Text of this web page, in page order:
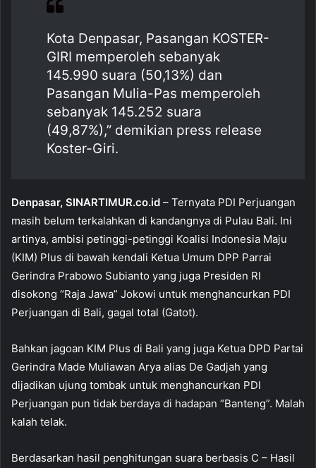
o
o
k
p
Kota Denpasar, Pasangan KOSTER-
GIRI memperoleh sebanyak
145.990 suara (50,13%) dan
Pasangan Mulia-Pas memperoleh
sebanyak 145.252 suara
(49,87%),” demikian press release
Koster-Giri.
Denpasar, SINARTIMUR.co.id – Ternyata PDI Perjuangan
masih belum terkalahkan di kandangnya di Pulau Bali. Ini
artinya, ambisi petinggi-petinggi Koalisi Indonesia Maju
(KIM) Plus di bawah kendali Ketua Umum DPP Parrai
Gerindra Prabowo Subianto yang juga Presiden RI
disokong “Raja Jawa” Jokowi untuk menghancurkan PDI
Perjuangan di Bali, gagal total (Gatot).
Bahkan jagoan KIM Plus di Bali yang juga Ketua DPD Partai
Gerindra Made Muliawan Arya alias De Gadjah yang
dijadikan ujung tombak untuk menghancurkan PDI
Perjuangan pun tidak berdaya di hadapan “Banteng”. Malah
kalah telak.
Berdasarkan hasil penghitungan suara berbasis C – Hasil